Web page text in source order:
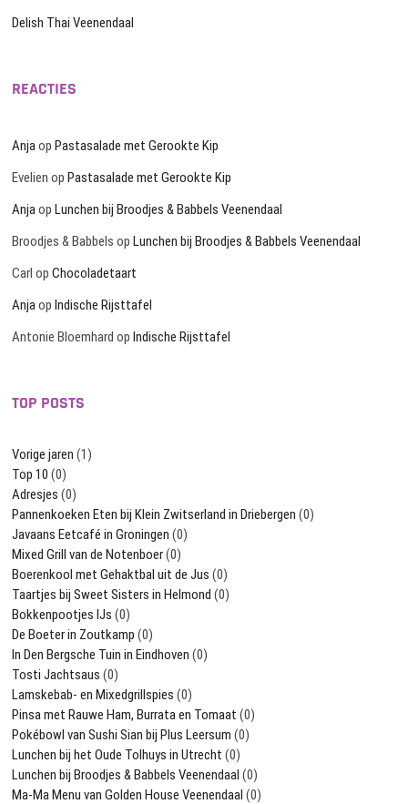
Delish Thai Veenendaal
REACTIES
Anja opPastasalade met Gerookte Kip
Evelien opPastasalade met Gerookte Kip
Anja opLunchen bij Broodjes & Babbels Veenendaal
Broodjes & Babbels opLunchen bij Broodjes & Babbels Veenendaal
Carl opChocoladetaart
Anja opIndische Rijsttafel
Antonie Bloemhard opIndische Rijsttafel
TOP POSTS
Vorige jaren (1)
Top 10 (0)
Adresjes (0)
Pannenkoeken Eten bij Klein Zwitserland in Driebergen (0)
Javaans Eetcafé in Groningen (0)
Mixed Grill van de Notenboer(0)
Boerenkool met Gehaktbal uit de Jus (0)
Taartjes bij Sweet Sisters in Helmond (0)
Bokkenpootjes IJs (0)
De Boeter in Zoutkamp (0)
In Den Bergsche Tuin in Eindhoven (0)
Tosti Jachtsaus (0)
Lamskebab- en Mixedgrillspies (0)
Pinsa met Rauwe Ham, Burrata en Tomaat (0)
Pokébowl van Sushi Sian bij Plus Leersum (0)
Lunchen bij het Oude Tolhuys in Utrecht (0)
Lunchen bij Broodjes & Babbels Veenendaal (0)
Ma-Ma Menu van Golden House Veenendaal (0)